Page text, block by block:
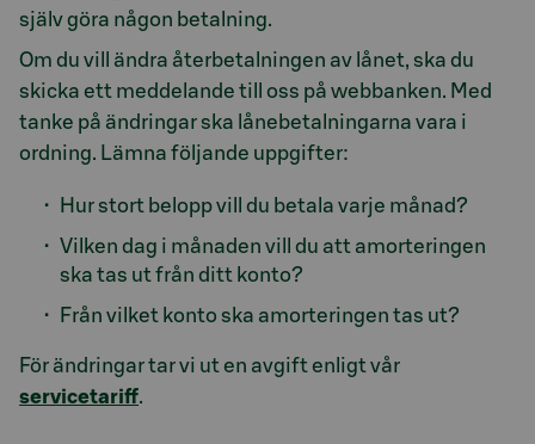
själv göra någon betalning.
Om du vill ändra återbetalningen av lånet, ska du
skicka ett meddelande till oss på webbanken. Med
tanke på ändringar ska lånebetalningarna vara i
ordning. Lämna följande uppgifter:
Hur stort belopp vill du betala varje månad?
Vilken dag i månaden vill du att amorteringen
ska tas ut från ditt konto?
Från vilket konto ska amorteringen tas ut?
För ändringar tar vi ut en avgift enligt vår
servicetariff.